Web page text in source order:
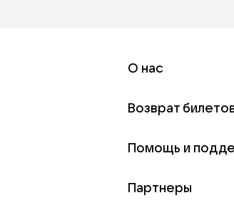
О нас
Возврат
Помощь и
Партнеры